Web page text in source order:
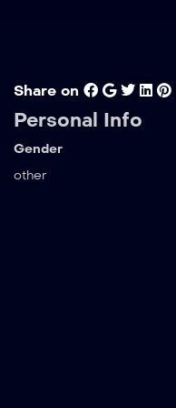
Share on
Personal Info
Gender
other